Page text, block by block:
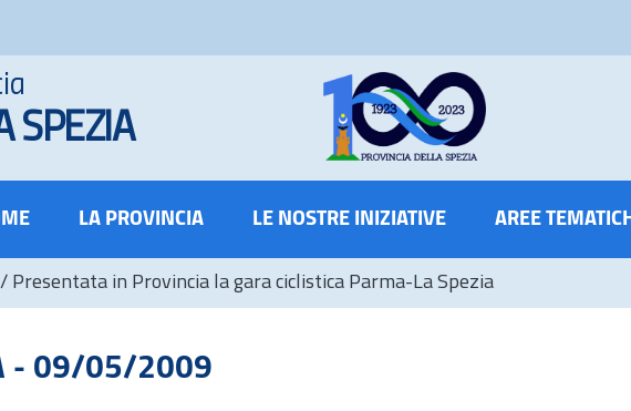
SPEZIA
LA PROVINCIA LE NOSTRE INIZIATIVE AREE
/ Presentata in Provincia la gara ciclistica Parma-La Spezia
- 09/05/2009